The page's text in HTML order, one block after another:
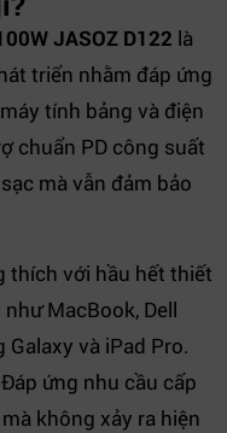
JASOZ D122 là
triển nhằm đáp ứng
tính bảng và điện
chuẩn PD công suất
mà vẫn đảm bảo
thích với hầu hết thiết
MacBook, Dell
Galaxy và iPad Pro.
Đáp ứng nhu cầu cấp
không xảy ra hiện